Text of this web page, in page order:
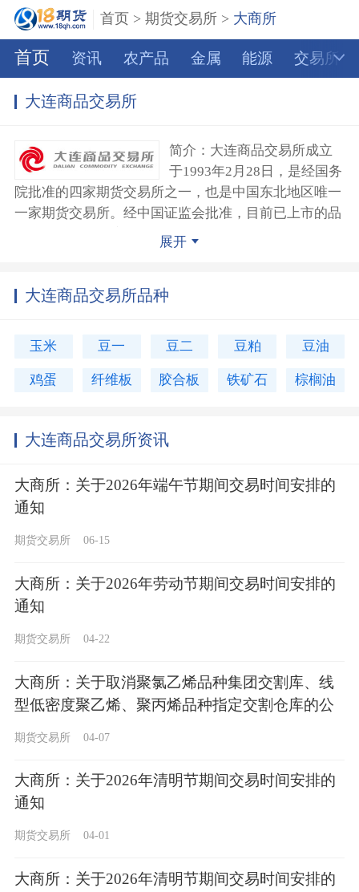
首页 >期货交易所 > 大商所
首页 资讯 农产品 金属 能源 交易所
大连商品交易所
简介：大连商品交易所成立
于1993年2月28日，是经国务
院批准的四家期货交易所之一，也是中国东北地区唯一
一家期货交易所。经中国证监会批准，目前已上市的品
种有玉米、玉米淀粉、黄大豆1号、黄大豆2号、豆粕、
个期货品种，并推出了棕榈油、豆粕、豆油、黄大豆1
夜盘交易。
展开
大连商品交易所品种
玉米 豆一 豆二 豆粕 豆油
鸡蛋 纤维板 胶合板 铁矿石 棕榈油
大连商品交易所资讯
大商所：关于2026年端午节期间交易时间安排的
通知
期货交易所 06-15
大商所：关于2026年劳动节期间交易时间安排的
通知
期货交易所 04-22
大商所：关于取消聚氯乙烯品种集团交割库、线
型低密度聚乙烯、聚丙烯品种指定交割仓库的公
期货交易所 04-07
大商所：关于2026年清明节期间交易时间安排的
通知
期货交易所 04-01
大商所：关于2026年清明节期间交易时间安排的